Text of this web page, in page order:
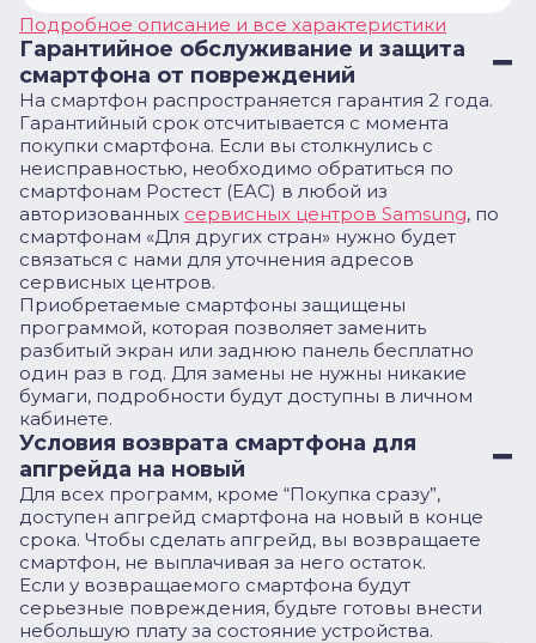
Подробное описание и все характеристики
Гарантийное обслуживание и защита
смартфона от повреждений
На смартфон распространяется гарантия 2 года.
Гарантийный срок отсчитывается с момента
покупки смартфона. Если вы столкнулись с
неисправностью, необходимо обратиться по
смартфонам Ростест (EAC) в любой из
авторизованных сервисных центров Samsung, по
смартфонам «Для других стран» нужно будет
связаться с нами для уточнения адресов
сервисных центров.
Приобретаемые смартфоны защищены
программой, которая позволяет заменить
разбитый экран или заднюю панель бесплатно
один раз в год. Для замены не нужны никакие
бумаги, подробности будут доступны в личном
кабинете.
Условия возврата смартфона для
апгрейда на новый
Для всех программ, кроме “Покупка сразу”,
доступен апгрейд смартфона на новый в конце
срока. Чтобы сделать апгрейд, вы возвращаете
смартфон, не выплачивая за него остаток.
Если у возвращаемого смартфона будут
серьезные повреждения, будьте готовы внести
небольшую плату за состояние устройства.